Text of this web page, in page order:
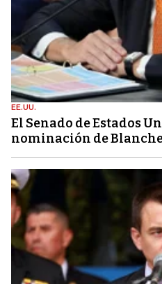
EE.UU.
El Senado de Estados
nominación de